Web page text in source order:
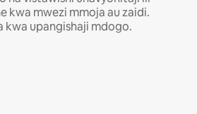
kwa mwezi mmoja au zaidi.
kwa upangishaji mdogo.